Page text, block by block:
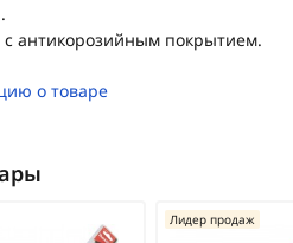
антикорозийным покрытием.
о товаре
Лидер продаж